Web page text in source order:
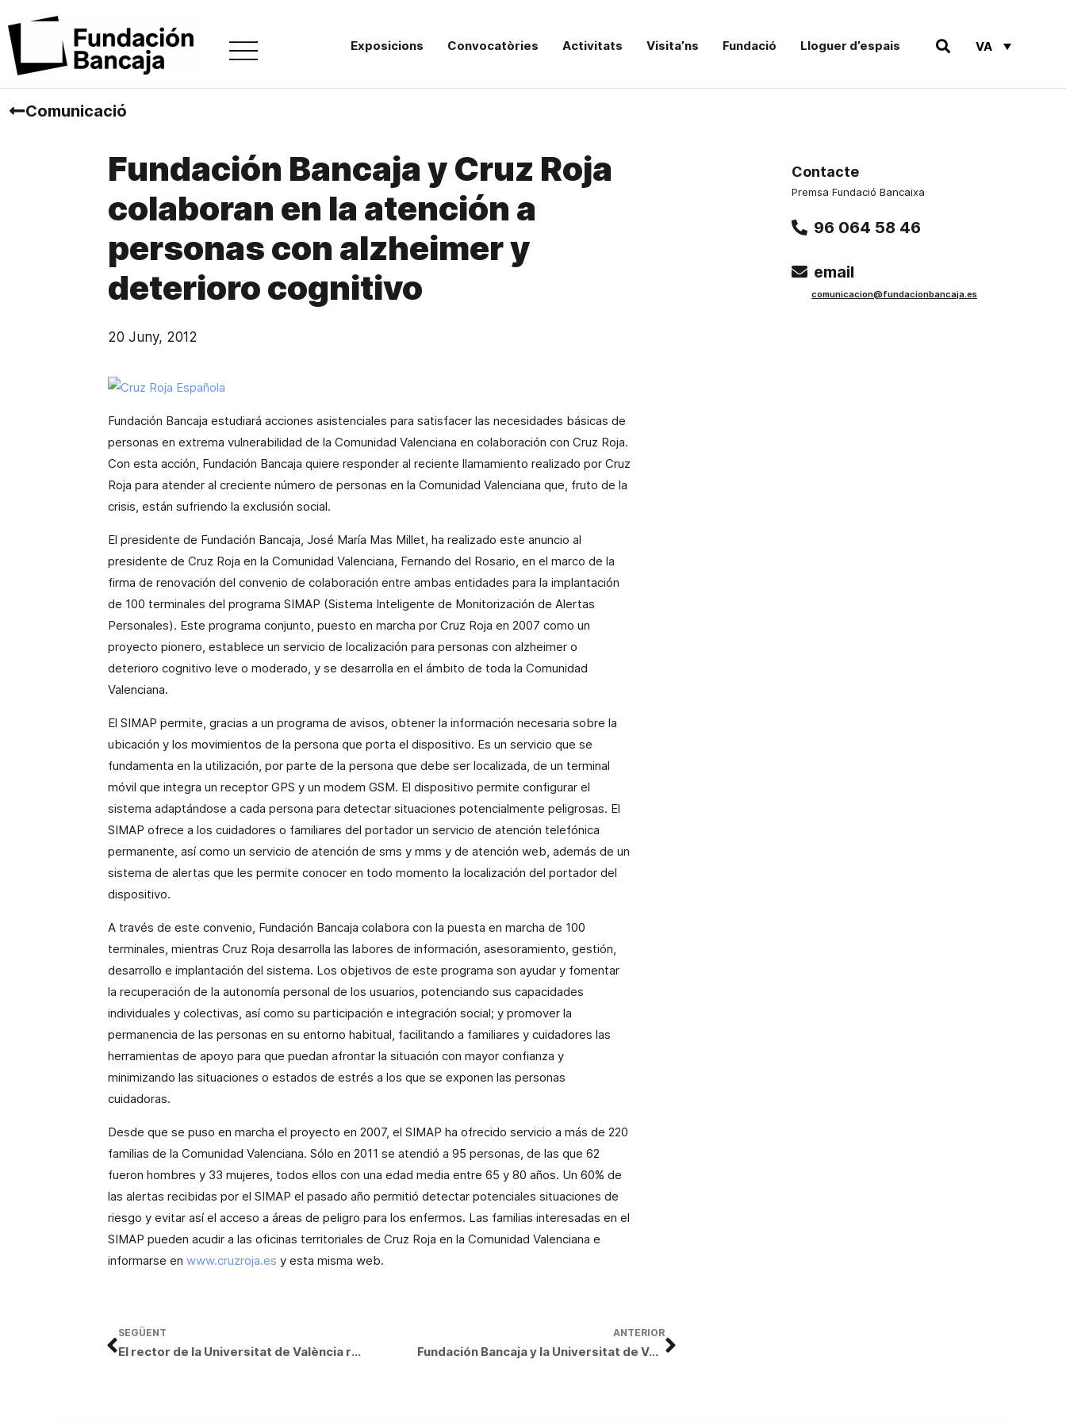
Exposicions Convocatòries Activitats Visita’ns Fundació Lloguer d’espais VA
Comunicació
Fundación Bancaja y Cruz Roja
colaboran en la atención a
personas con alzheimer y
deterioro cognitivo
20 Juny, 2012
Fundación Bancaja estudiará acciones asistenciales para satisfacer las necesidades básicas de
personas en extrema vulnerabilidad de la Comunidad Valenciana en colaboración con Cruz Roja.
Con esta acción, Fundación Bancaja quiere responder al reciente llamamiento realizado por Cruz
Roja para atender al creciente número de personas en la Comunidad Valenciana que, fruto de la
crisis, están sufriendo la exclusión social.
El presidente de Fundación Bancaja, José María Mas Millet, ha realizado este anuncio al
presidente de Cruz Roja en la Comunidad Valenciana, Fernando del Rosario, en el marco de la
firma de renovación del convenio de colaboración entre ambas entidades para la implantación
de 100 terminales del programa SIMAP (Sistema Inteligente de Monitorización de Alertas
Personales). Este programa conjunto, puesto en marcha por Cruz Roja en 2007 como un
proyecto pionero, establece un servicio de localización para personas con alzheimer o
deterioro cognitivo leve o moderado, y se desarrolla en el ámbito de toda la Comunidad
Valenciana.
El SIMAP permite, gracias a un programa de avisos, obtener la información necesaria sobre la
ubicación y los movimientos de la persona que porta el dispositivo. Es un servicio que se
fundamenta en la utilización, por parte de la persona que debe ser localizada, de un terminal
móvil que integra un receptor GPS y un modem GSM. El dispositivo permite configurar el
sistema adaptándose a cada persona para detectar situaciones potencialmente peligrosas. El
SIMAP ofrece a los cuidadores o familiares del portador un servicio de atención telefónica
permanente, así como un servicio de atención de sms y mms y de atención web, además de un
sistema de alertas que les permite conocer en todo momento la localización del portador del
dispositivo.
A través de este convenio, Fundación Bancaja colabora con la puesta en marcha de 100
terminales, mientras Cruz Roja desarrolla las labores de información, asesoramiento, gestión,
desarrollo e implantación del sistema. Los objetivos de este programa son ayudar y fomentar
la recuperación de la autonomía personal de los usuarios, potenciando sus capacidades
individuales y colectivas, así como su participación e integración social; y promover la
permanencia de las personas en su entorno habitual, facilitando a familiares y cuidadores las
herramientas de apoyo para que puedan afrontar la situación con mayor confianza y
minimizando las situaciones o estados de estrés a los que se exponen las personas
cuidadoras.
Desde que se puso en marcha el proyecto en 2007, el SIMAP ha ofrecido servicio a más de 220
familias de la Comunidad Valenciana. Sólo en 2011 se atendió a 95 personas, de las que 62
fueron hombres y 33 mujeres, todos ellos con una edad media entre 65 y 80 años. Un 60% de
las alertas recibidas por el SIMAP el pasado año permitió detectar potenciales situaciones de
riesgo y evitar así el acceso a áreas de peligro para los enfermos. Las familias interesadas en el
SIMAP pueden acudir a las oficinas territoriales de Cruz Roja en la Comunidad Valenciana e
informarse en www.cruzroja.es y esta misma web.
ANTERIOR
Fundación Bancaja y la Universitat de València convocan 872 becas para completar la formación fuera de España
SEGÜENT
El rector de la Universitat de València recibe a los becarios del programa Becas Bancaja América Latina
Contacte
Premsa Fundació Bancaixa
96 064 58 46
email
comunicacion@fundacionbancaja.es